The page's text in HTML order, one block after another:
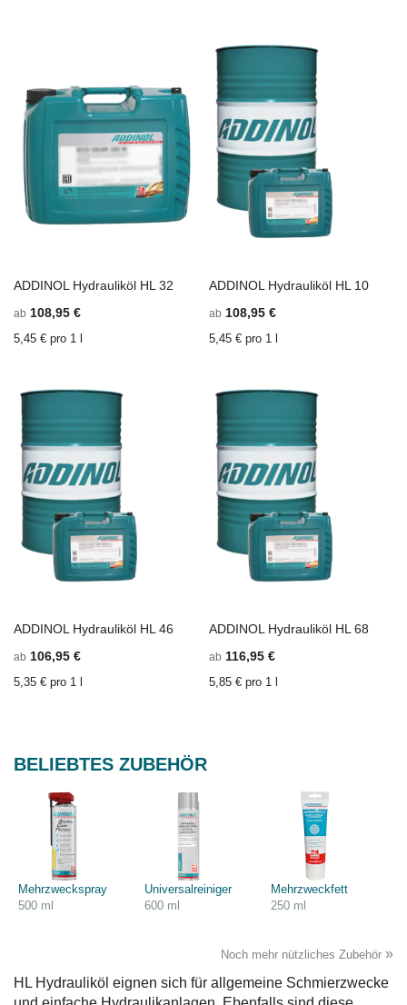
WUNSCHZETTEL
HINZUFÜGEN
ZU
VERGLEICHSLISTE
HINZUFÜGEN
ADDINOL Hydrauliköl HL 32
ab 108,95 €
5,45 € pro 1 l
ADDINOL Hydrauliköl HL 10
ab 108,95 €
5,45 € pro 1 l
WUNSCHZETTEL
HINZUFÜGEN
ZU
VERGLEICHSLISTE
ADDINOL Hydrauliköl HL 46
ab 106,95 €
5,35 € pro 1 l
ADDINOL Hydrauliköl HL 68
ab 116,95 €
5,85 € pro 1 l
BELIEBTES ZUBEHÖR
Mehrzweckspray
500 ml
Universalreiniger
600 ml
Mehrzweckfett
250 ml
Noch mehr nützliches Zubehör »
HL Hydrauliköl eignen sich für allgemeine Schmierzwecke